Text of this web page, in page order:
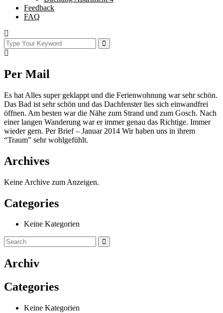
Feedback
FAQ
Per Mail
Es hat Alles super geklappt und die Ferienwohnung war sehr schön.
Das Bad ist sehr schön und das Dachfenster lies sich einwandfrei
öffnen. Am besten war die Nähe zum Strand und zum Gosch. Nach
einer langen Wanderung war er immer genau das Richtige. Immer
wieder gern. Per Brief – Januar 2014 Wir haben uns in ihrem
“Traum” sehr wohlgefühlt.
Archives
Keine Archive zum Anzeigen.
Categories
Keine Kategorien
Archiv
Categories
Keine Kategorien